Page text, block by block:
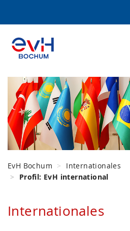
EvH Bochum
Internationales
Profil: EvH international
Internationales